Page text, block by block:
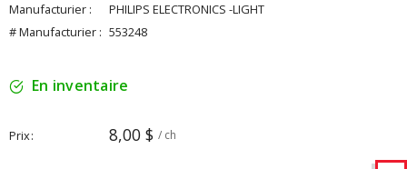
Manufacturier :
PHILIPS ELECTRONICS -LIGHT
# Manufacturier : 553248
En inventaire
Prix 8,00 $ / ch